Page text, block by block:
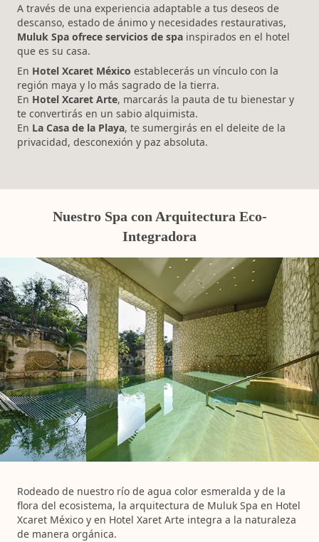
A través de una experiencia adaptable a tus deseos de
descanso, estado de ánimo y necesidades restaurativas,
Muluk Spa ofrece servicios de spa inspirados en el hotel
que es su casa.
En Hotel Xcaret México establecerás un vínculo con la
región maya y lo más sagrado de la tierra.
En Hotel Xcaret Arte, marcarás la pauta de tu bienestar y
te convertirás en un sabio alquimista.
En La Casa de la Playa, te sumergirás en el deleite de la
privacidad, desconexión y paz absoluta.
Nuestro Spa con Arquitectura Eco-
Integradora
Rodeado de nuestro río de agua color esmeralda y de la
flora del ecosistema, la arquitectura de Muluk Spa en Hotel
Xcaret México y en Hotel Xaret Arte integra a la naturaleza
de manera orgánica.